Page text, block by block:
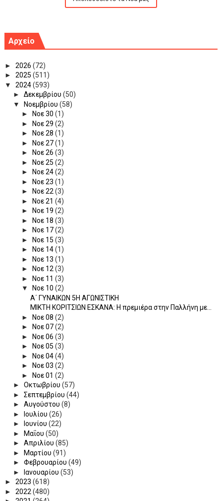
Αρχείο
► 2026 (72)
► 2025 (511)
▼ 2024(593)
► Δεκεμβρίου (50)
▼
Νοεμβρίου (58)
►
Νοε 30 (1)
►
Νοε 29 (2)
►
Νοε 28 (1)
►
Νοε 27(1)
►
Νοε 26 (3)
►
Νοε 25 (2)
►
Νοε 24(2)
►
Νοε 23 (1)
►
Νοε 22(3)
►
Νοε 21 (4)
►
Νοε 19 (2)
►
Νοε 18 (3)
►
Νοε 17(2)
►
Νοε 15 (3)
►
Νοε 14(1)
►
Νοε 13 (1)
►
Νοε 12(3)
►
Νοε 11 (3)
▼
Νοε 10 (2)
Α΄ ΓΥΝΑΙΚΩΝ 5Η ΑΓΩΝΙΣΤΙΚΗ
ΜΙΚΤΗ ΚΟΡΙΤΣΙΩΝ ΕΣΚΑΝΑ: Η πρεμιέρα στην Παλλήνη με...
►
Νοε 08 (2)
►
Νοε 07(2)
►
Νοε 06 (3)
►
Νοε 05 (3)
►
Νοε 04(4)
►
Νοε 03 (2)
►
Νοε 01 (2)
► Οκτωβρίου (57)
► Σεπτεμβρίου (44)
► Αυγούστου (8)
►
Ιουλίου (26)
►
Ιουνίου (22)
►
Μαΐου (50)
► Απριλίου (85)
►
Μαρτίου (91)
► Φεβρουαρίου (49)
►
Ιανουαρίου (53)
► 2023 (618)
► 2022 (480)